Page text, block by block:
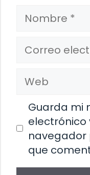
Nombre
Correo
electrónico
Web
Guarda mi
electrónico
navegador
que